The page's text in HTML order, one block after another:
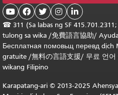
    
☎ 311 (Sa labas ng SF
tulong sa wika /免費語言協助/
Бесплатная помовьщ перевд dịch
gratuite /無料の言語支援/ 무료 언어
wikang Filipino
Karapatang-ari © 2013-2025